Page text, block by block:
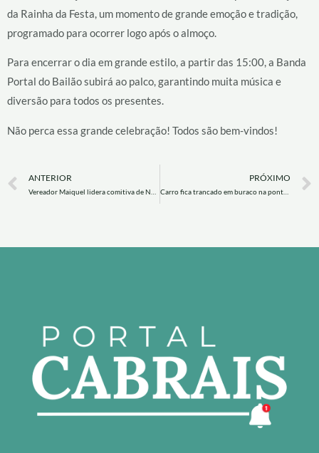
da Rainha da Festa, um momento de grande emoção e tradição,
programado para ocorrer logo após o almoço.
Para encerrar o dia em grande estilo, a partir das 15:00, a Banda
Portal do Bailão subirá ao palco, garantindo muita música e
diversão para todos os presentes.
Não perca essa grande celebração! Todos são bem-vindos!
Prev
ANTERIOR PRÓXIMO
Carro fica trancado em buraco na ponte de Cortado